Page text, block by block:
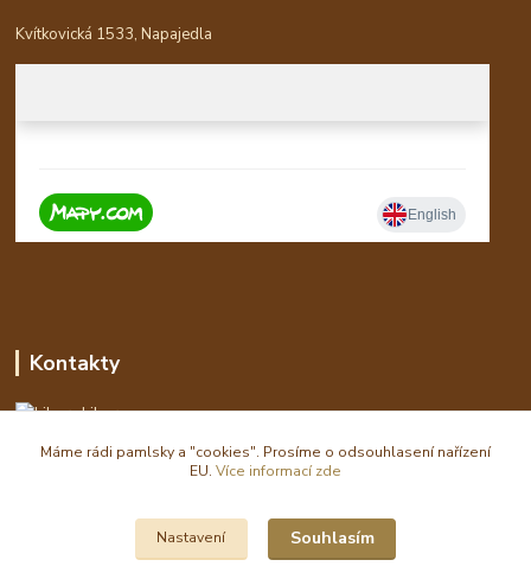
Kvítkovická 1533, Napajedla
Kontakty
Libor
eshop(zavináč)waldi.cz
Máme rádi pamlsky a "cookies". Prosíme o odsouhlasení nařízení
EU. Více informací zde
Nastavení Souhlasím